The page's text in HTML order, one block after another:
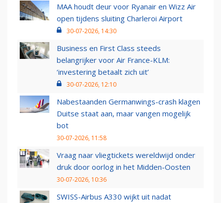
MAA houdt deur voor Ryanair en Wizz Air
open tijdens sluiting Charleroi Airport
30-07-2026, 14:30
Business en First Class steeds
belangrijker voor Air France-KLM:
‘investering betaalt zich uit’
30-07-2026, 12:10
Nabestaanden Germanwings-crash klagen
Duitse staat aan, maar vangen mogelijk
bot
30-07-2026, 11:58
Vraag naar vliegtickets wereldwijd onder
druk door oorlog in het Midden-Oosten
30-07-2026, 10:36
SWISS-Airbus A330 wijkt uit nadat